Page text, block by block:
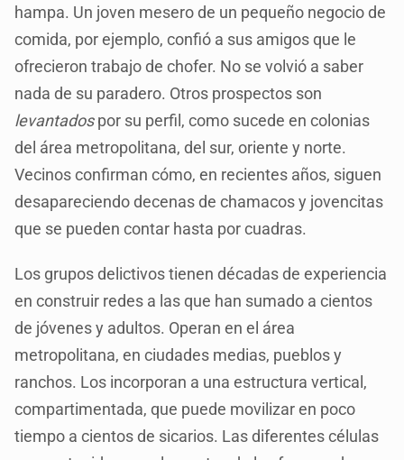
hampa. Un joven mesero de un pequeño negocio de
comida, por ejemplo, confió a sus amigos que le
ofrecieron trabajo de chofer. No se volvió a saber
nada de su paradero. Otros prospectos son
levantadospor su perfil, como sucede en colonias
del área metropolitana, del sur, oriente y norte.
Vecinos confirman cómo, en recientes años, siguen
desapareciendo decenas de chamacos y jovencitas
que se pueden contar hasta por cuadras.
Los grupos delictivos tienen décadas de experiencia
en construir redes a las que han sumado a cientos
de jóvenes y adultos. Operan en el área
metropolitana, en ciudades medias, pueblos y
ranchos. Los incorporan a una estructura vertical,
compartimentada, que puede movilizar en poco
tiempo a cientos de sicarios. Las diferentes células